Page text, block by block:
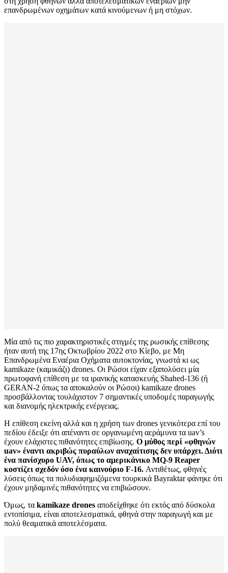
επανδρωμένων οχημάτων κατά κινούμενων ή μη στόχων.
Μία από τις πιο χαρακτηριστικές στιγμές της ρωσικής επίθεσης
ήταν αυτή της 17ης Οκτωβρίου 2022 στο Κίεβο, με Μη
Επανδρωμένα Εναέρια Οχήματα αυτοκτονίας, γνωστά κι ως
kamikaze (καμικάζι) drones. Οι Ρώσοι είχαν εξαπολύσει μία
πρωτοφανή επίθεση με τα ιρανικής κατασκευής Shahed-136 (ή
GERAN-2 όπως τα αποκαλούν οι Ρώσοι) kamikaze drones
προσβάλλοντας τουλάχιστον 7 σημαντικές υποδομές παραγωγής
και διανομής ηλεκτρικής ενέργειας.
Η επίθεση εκείνη αλλά και η χρήση των drones γενικότερα επί του
πεδίου έδειξε ότι απέναντι σε οργανωμένη αεράμυνα τα uav’s
έχουν ελάχιστες πιθανότητες επιβίωσης. Ο μύθος περί «φθηνών
uav» έναντι ακριβώς πυραύλων αναχαίτισης δεν υπάρχει. Διότι
ένα πανίσχυρο UAV, όπως το αμερικάνικο MQ-9 Reaper
κοστίζει σχεδόν όσο ένα καινούριο F-16. Αντιθέτως, φθηνές
λύσεις όπως τα πολυδιαφημιζόμενα τουρκικά Bayraktar φάνηκε ότι
έχουν μηδαμινές πιθανότητες να επιβιώσουν.
Όμως, τα kamikaze drones αποδείχθηκε ότι εκτός από δύσκολα
εντοπίσιμα, είναι αποτελεσματικά, φθηνά στην παραγωγή και με
πολύ θεαματικά αποτελέσματα.